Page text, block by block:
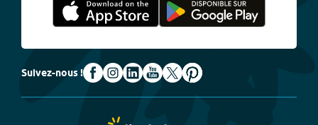
Suivez-nous !